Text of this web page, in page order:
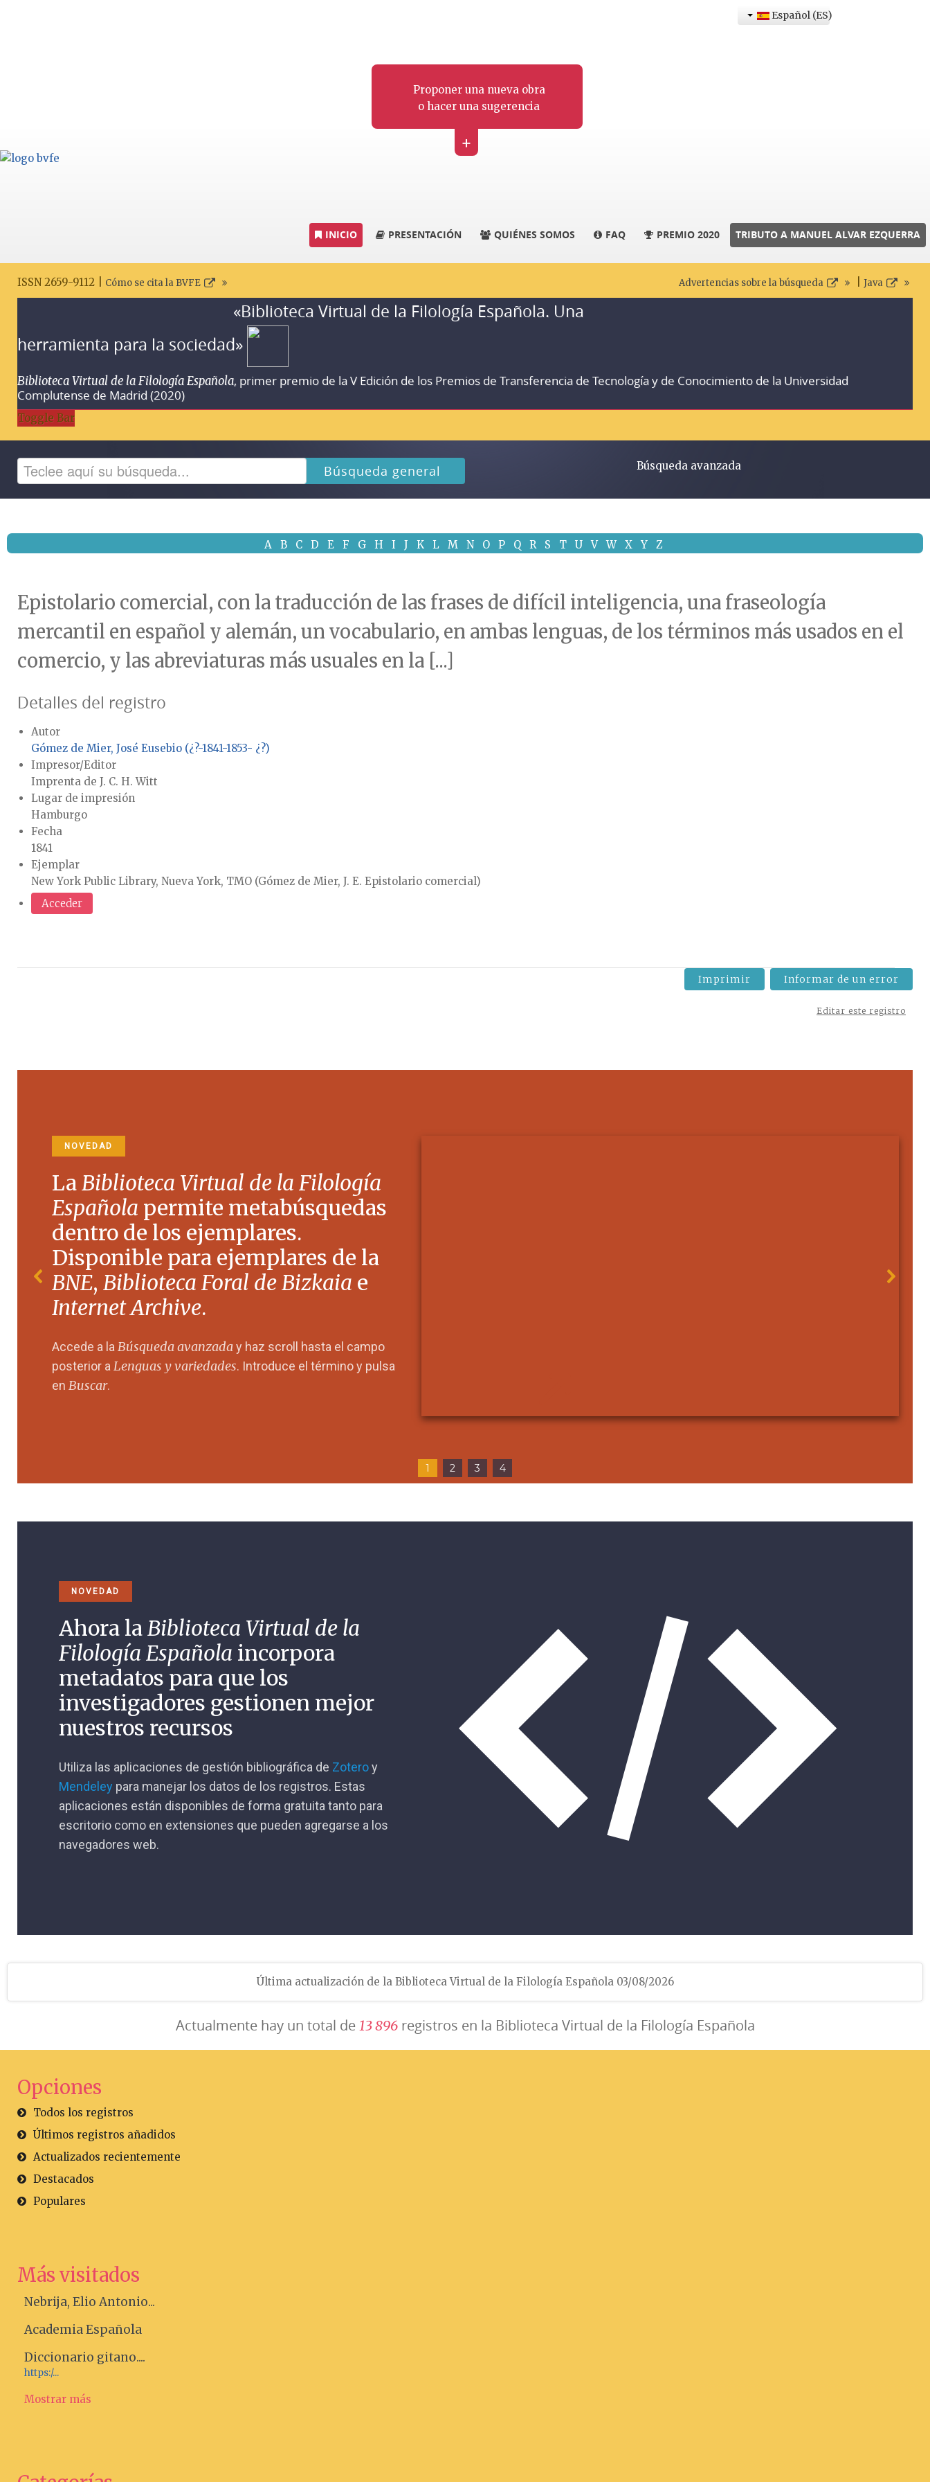
Proponer una nueva obra
o hacer una sugerencia
+
Español (ES)
INICIO PRESENTACIÓN QUIÉNES SOMOS FAQ PREMIO 2020 TRIBUTO A MANUEL ALVAR EZQUERRA
ISSN 2659-9112 | Cómo se cita la BVFE Advertencias sobre la búsqueda Java
«Biblioteca Virtual de la Filología Española. Una
herramienta para la sociedad»
Biblioteca Virtual de la Filología Española, primer premio de la V Edición de los Premios de Transferencia de Tecnología y de Conocimiento de la Universidad
Complutense de Madrid (2020)
Toggle Bar
Búsqueda general Búsqueda avanzada
A B C D E F G H I J K L M N O P Q R S T U V W X Y Z
Epistolario comercial, con la traducción de las frases de difícil inteligencia, una fraseología
mercantil en español y alemán, un vocabulario, en ambas lenguas, de los términos más usados en el
comercio, y las abreviaturas más usuales en la [...]
Detalles del registro
Autor
Gómez de Mier, José Eusebio (¿?-1841-1853- ¿?)
Impresor/Editor
Imprenta de J. C. H. Witt
Lugar de impresión
Hamburgo
Fecha
1841
Ejemplar
New York Public Library, Nueva York, TMO (Gómez de Mier, J. E. Epistolario comercial)
Acceder
Imprimir Informar de un error
Editar este registro
NOVEDAD
LaBiblioteca Virtual de la Filología
Española permite metabúsquedas
dentro de los ejemplares.
Disponible para ejemplares de la
BNE, Biblioteca Foral de Bizkaia e
Internet Archive.
Accede a laBúsqueda avanzaday haz scroll hasta el campo
posterior aLenguas y variedades. Introduce el término y pulsa
en Buscar.
1 2 3 4
NOVEDAD
Ahora laBiblioteca Virtual de la
Filología Española incorpora
metadatos para que los
investigadores gestionen mejor
nuestros recursos
Utiliza las aplicaciones de gestión bibliográfica de Zoteroy
Mendeley para manejar los datos de los registros. Estas
aplicaciones están disponibles de forma gratuita tanto para
escritorio como en extensiones que pueden agregarse a los
navegadores web.
Última actualización de la Biblioteca Virtual de la Filología Española 03/08/2026
Actualmente hay un total de 13896registros en la Biblioteca Virtual de la Filología Española
Opciones
Todos los registros
Últimos registros añadidos
Actualizados recientemente
Destacados
Populares
Más visitados
Nebrija, Elio Antonio...
Academia Española
Diccionario gitano....
https:/...
Mostrar más